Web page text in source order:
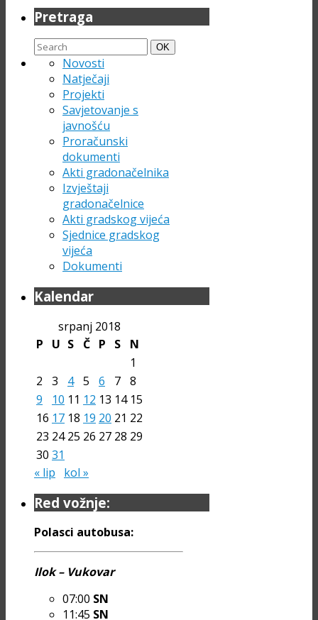
Pretraga
Search
for:
Search
OK
Novosti
Natječaji
Projekti
Savjetovanje s
javnošću
Proračunski
dokumenti
Akti gradonačelnika
Izvještaji
gradonačelnice
Akti gradskog vijeća
Sjednice gradskog
vijeća
Dokumenti
Kalendar
srpanj 2018
P
U S Č P S
N
1
2
3 4 5 6 7 8
9
10 11 12 13 14 15
16 17 18 19 20 21 22
23 24 25 26 27 28 29
30 31
« lip
kol »
Red vožnje:
Polasci autobusa:
Ilok – Vukovar
07:00 SN
11:45 SN